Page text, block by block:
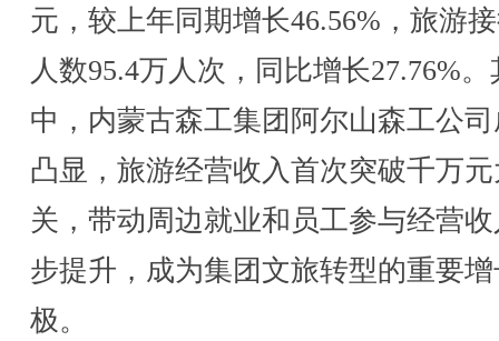
元，较上年同期增长46.56%，旅游
人数95.4万人次，同比增长27.76%。
中，内蒙古森工集团阿尔山森工公
凸显，旅游经营收入首次突破千万
关，带动周边就业和员工参与经营
步提升，成为集团文旅转型的重要
极。